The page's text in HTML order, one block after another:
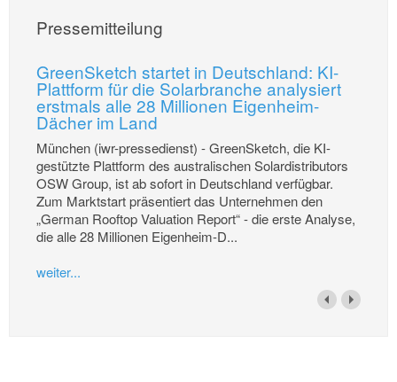
Pressemitteilung
GreenSketch startet in Deutschland: KI-
Plattform für die Solarbranche analysiert
erstmals alle 28 Millionen Eigenheim-
Dächer im Land
München (iwr-pressedienst) - GreenSketch, die KI-
gestützte Plattform des australischen Solardistributors
OSW Group, ist ab sofort in Deutschland verfügbar.
Zum Marktstart präsentiert das Unternehmen den
„German Rooftop Valuation Report“ - die erste Analyse,
die alle 28 Millionen Eigenheim-D...
weiter...